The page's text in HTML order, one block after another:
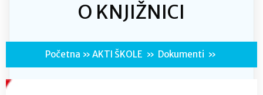
O KNJIŽNICI
Početna » AKTI ŠKOLE » Dokumenti »